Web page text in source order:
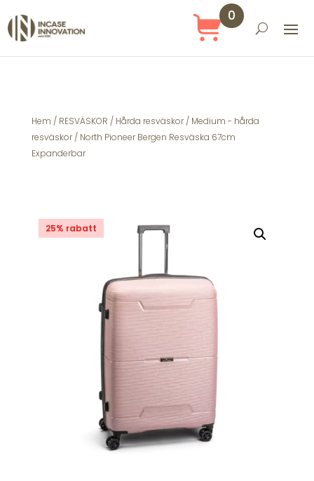
0
Hem / RESVÄSKOR / Hårda resväskor/ Medium - hårda
resväskor/ North Pioneer Bergen Resväska 67cm
Expanderbar
25% rabatt